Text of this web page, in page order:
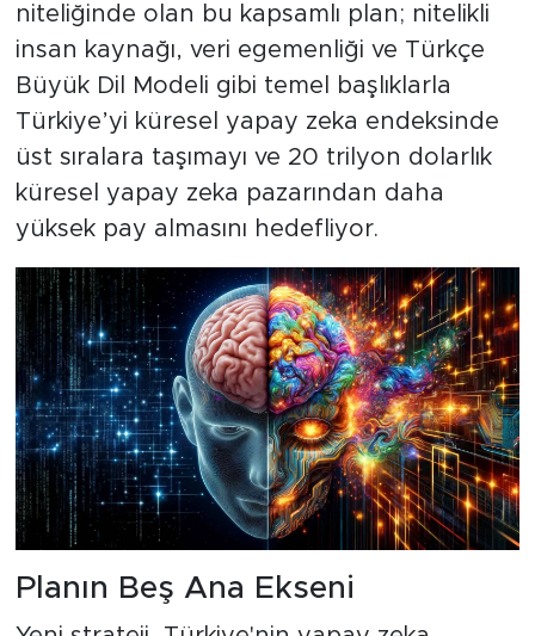
niteliğinde olan bu kapsamlı plan; nitelikli
insan kaynağı, veri egemenliği ve Türkçe
Büyük Dil Modeli gibi temel başlıklarla
Türkiye’yi küresel yapay zeka endeksinde
üst sıralara taşımayı ve 20 trilyon dolarlık
küresel yapay zeka pazarından daha
yüksek pay almasını hedefliyor.
Planın Beş Ana Ekseni